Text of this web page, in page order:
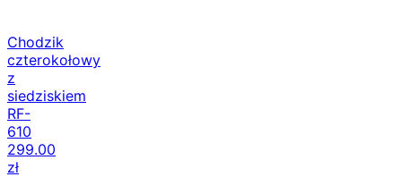
Chodzik
czterokołowy
z
siedziskiem
RF-
610
299.00
zł